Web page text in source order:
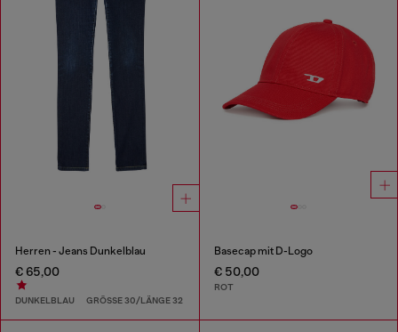
Herren - Jeans Dunkelblau
€ 65,00
DUNKELBLAU GRÖSSE 30/LÄNGE 32
Basecap mit D-Logo
€ 50,00
ROT